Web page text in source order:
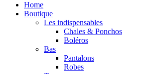
Home
Boutique
Les indispensables
Chales & Ponchos
Boléros
Bas
Pantalons
Robes